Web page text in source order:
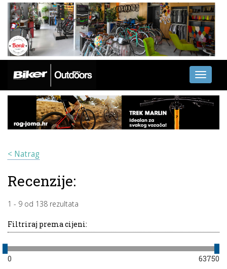
Toggle
< Natrag
Recenzije:
1 - 9 od 138 rezultata
Filtriraj prema cijeni:
0 63750